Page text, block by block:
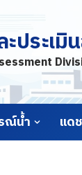
ะประเ
ณ์น้ำ แด